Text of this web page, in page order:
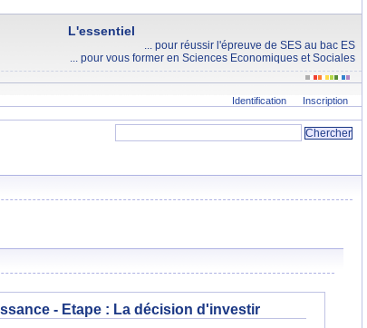
L'essentiel
... pour réussir l'épreuve de SES au bac ES
... pour vous former en Sciences Economiques et Sociales
Identification Inscription
- Etape : La décision d'investir